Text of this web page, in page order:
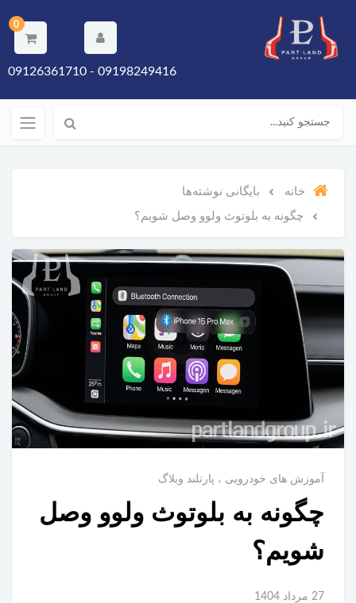
0
09198249416 - 09126361710
خانه بایگانی نوشته‌ها
چگونه به بلوتوث ولوو وصل شویم؟
آموزش های خودرویی پارتلند وبلاگ
چگونه به بلوتوث ولوو وصل
شویم؟
27 مرداد 1404